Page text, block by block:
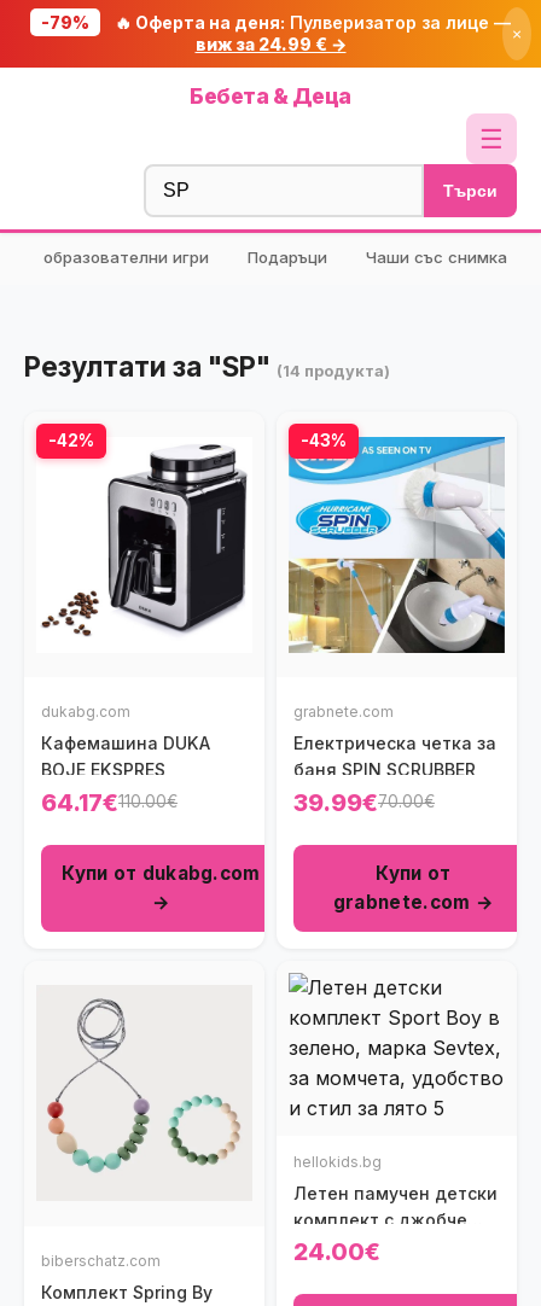
-79% 🔥 Оферта на деня: Пулверизатор за лице —
виж за 24.99 € →
×
Бебета & Деца
☰
Блог
🧮 Калкулатори
🔍 Намери продукт
Търси
образователни игри Подаръци Чаши със снимка
Резултати за "SP" (14 продукта)
-42%
dukabg.com
Кафемашина DUKA
BOJE EKSPRES
64.17€110.00€
Купи от dukabg.com
→
-43%
grabnete.com
Електрическа четка за
баня SPIN SCRUBBER
39.99€70.00€
Купи от
grabnete.com →
biberschatz.com
Комплект Spring By
hellokids.bg
Летен памучен детски
комплект с джобче
Sport Boy в зелено
24.00€